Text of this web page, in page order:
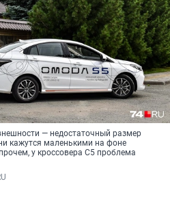
— недостаточный размер
кажутся маленькими на фоне
у кроссовера C5 проблема